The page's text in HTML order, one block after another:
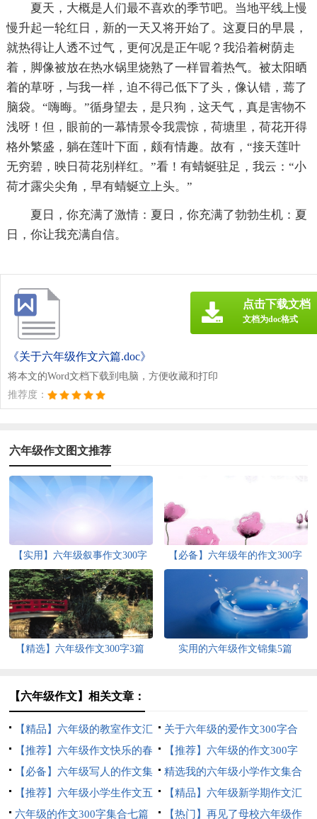
夏天，大概是人们最不喜欢的季节吧。当地平线上慢
慢升起一轮红日，新的一天又将开始了。这夏日的早晨，
就热得让人透不过气，更何况是正午呢？我沿着树荫走
着，脚像被放在热水锅里烧熟了一样冒着热气。被太阳晒
着的草呀，与我一样，迫不得己低下了头，像认错，蔫了
脑袋。“嗨晦。”循身望去，是只狗，这天气，真是害物不
浅呀！但，眼前的一幕情景令我震惊，荷塘里，荷花开得
格外繁盛，躺在莲叶下面，颇有情趣。故有，“接天莲叶
无穷碧，映日荷花别样红。”看！有蜻蜒驻足，我云：“小
荷才露尖尖角，早有蜻蜒立上头。”
夏日，你充满了激情：夏日，你充满了勃勃生机：夏
日，你让我充满自信。
《关于六年级作文六篇.doc》
将本文的Word文档下载到电脑，方便收藏和打印
推荐度：
点击下载文档
文档为doc格式
六年级作文图文推荐
【实用】六年级叙事作文300字
集合十篇
【必备】六年级年的作文300字
锦集9篇
【精选】六年级作文300字3篇 实用的六年级作文锦集5篇
【六年级作文】相关文章：
【精品】六年级的教室作文汇
总6篇
关于六年级的爱作文300字合
集八篇
【推荐】六年级作文快乐的春
节作文合集6篇
【推荐】六年级的作文300字
合集6篇
【必备】六年级写人的作文集
锦6篇
精选我的六年级小学作文集合
5篇
【推荐】六年级小学生作文五
篇
【精品】六年级新学期作文汇
编七篇
六年级的作文300字集合七篇 【热门】再见了母校六年级作